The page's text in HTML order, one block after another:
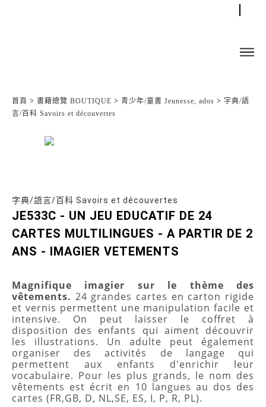
首頁 > 書籍總覽 BOUTIQUE > 青少年/童書 Jeunesse, ados > 字典/語
言/百科 Savoirs et découvertes
字典/語言/百科 Savoirs et découvertes
JE533C - UN JEU EDUCATIF DE 24
CARTES MULTILINGUES - A PARTIR DE 2
ANS - IMAGIER VETEMENTS
Magnifique imagier sur le thème des
vêtements. 24 grandes cartes en carton rigide
et vernis permettent une manipulation facile et
intensive. On peut laisser le coffret à
disposition des enfants qui aiment découvrir
les illustrations. Un adulte peut également
organiser des activités de langage qui
permettent aux enfants d'enrichir leur
vocabulaire. Pour les plus grands, le nom des
vêtements est écrit en 10 langues au dos des
cartes (FR,GB, D, NL,SE, ES, I, P, R, PL).